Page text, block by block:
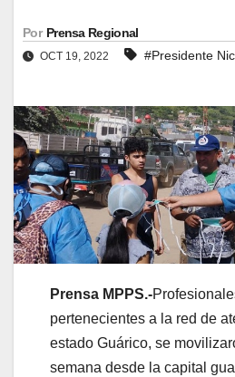
Por Prensa Regional
OCT 19, 2022 #Presidente
Prensa MPPS.-
pertenecientes a la red de
estado Guárico, se
semana desde la capital